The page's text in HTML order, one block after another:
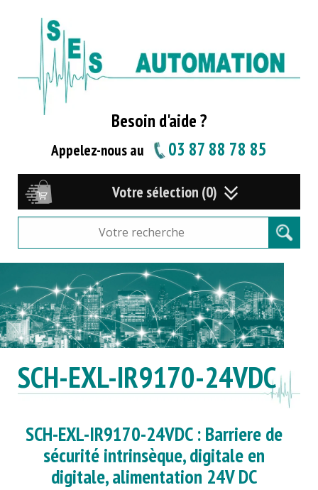
Besoin d'aide ?
Appelez-nous au 03 87 88 78 85
Votre sélection (0)
SCH-EXL-IR9170-24VDC
SCH-EXL-IR9170-24VDC : Barriere de
sécurité intrinsèque, digitale en
digitale, alimentation 24V DC